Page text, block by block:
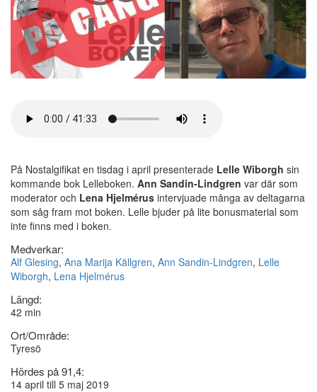
På Nostalgifikat en tisdag i april presenterade Lelle Wiborgh sin
kommande bok Lelleboken. Ann Sandin-Lindgren var där som
moderator och Lena Hjelmérus intervjuade många av deltagarna
som såg fram mot boken. Lelle bjuder på lite bonusmaterial som
inte finns med i boken.
Medverkar:
Alf Glesing, Ana Marija Källgren, Ann Sandin-Lindgren, Lelle
Wiborgh, Lena Hjelmérus
Längd:
42 min
Ort/Område:
Tyresö
Hördes på 91,4:
14 april till 5 maj 2019